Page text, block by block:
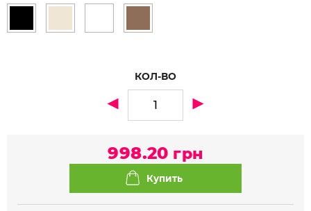
КОЛ-ВО
998.20 грн